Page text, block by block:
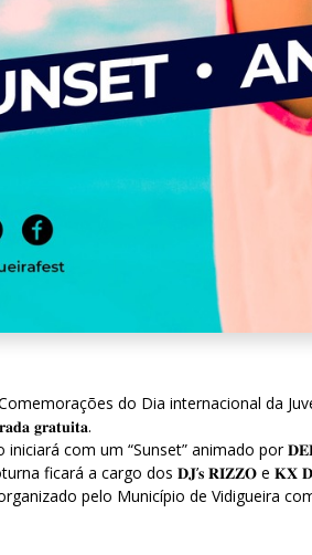
do Dia internacional da
𝐠𝐫𝐚𝐭𝐮𝐢𝐭𝐚.
iniciará com um “Sunset” animado
ficará a cargo dos 𝐃𝐉’𝐬 𝐑𝐈𝐙𝐙𝐎 e
pelo Município de Vidigueira